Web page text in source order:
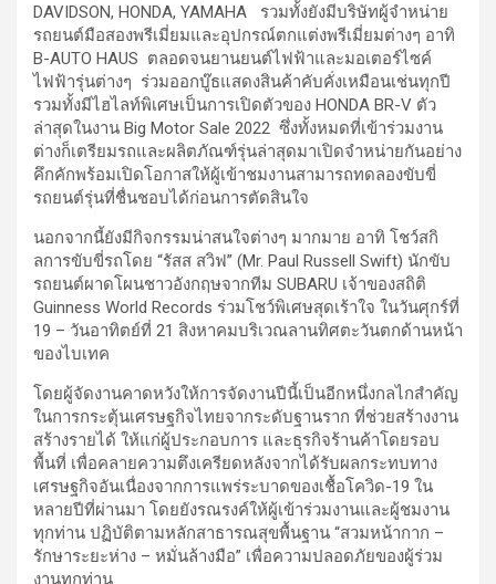
DAVIDSON, HONDA, YAMAHA รวมทั้งยังมีบริษัทผู้จำหน่าย
รถยนต์มือสองพรีเมี่ยมและอุปกรณ์ตกแต่งพรีเมี่ยมต่างๆ อาทิ
B-AUTO HAUS ตลอดจนยานยนต์ไฟฟ้าและมอเตอร์ไซค์
ไฟฟ้ารุ่นต่างๆ ร่วมออกบู๊ธแสดงสินค้าคับคั่งเหมือนเช่นทุกปี
รวมทั้งมีไฮไลท์พิเศษเป็นการเปิดตัวของ HONDA BR-V ตัว
ล่าสุดในงาน Big Motor Sale 2022 ซึ่งทั้งหมดที่เข้าร่วมงาน
ต่างก็เตรียมรถและผลิตภัณฑ์รุ่นล่าสุดมาเปิดจำหน่ายกันอย่าง
คึกคักพร้อมเปิดโอกาสให้ผู้เข้าชมงานสามารถทดลองขับขี่
รถยนต์รุ่นที่ชื่นชอบได้ก่อนการตัดสินใจ
นอกจากนี้ยังมีกิจกรรมน่าสนใจต่างๆ มากมาย อาทิ โชว์สกิ
ลการขับขี่รถโดย “รัสส สวิฟ” (Mr. Paul Russell Swift) นักขับ
รถยนต์ผาดโผนชาวอังกฤษจากทีม SUBARU เจ้าของสถิติ
Guinness World Records ร่วมโชว์พิเศษสุดเร้าใจ ในวันศุกร์ที่
19 – วันอาทิตย์ที่ 21 สิงหาคมบริเวณลานทิศตะวันตกด้านหน้า
ของไบเทค
โดยผู้จัดงานคาดหวังให้การจัดงานปีนี้เป็นอีกหนึ่งกลไกสำคัญ
ในการกระตุ้นเศรษฐกิจไทยจากระดับฐานราก ที่ช่วยสร้างงาน
สร้างรายได้ ให้แก่ผู้ประกอบการ และธุรกิจร้านค้าโดยรอบ
พื้นที่ เพื่อคลายความตึงเครียดหลังจากได้รับผลกระทบทาง
เศรษฐกิจอันเนื่องจากการแพร่ระบาดของเชื้อโควิด-19 ใน
หลายปีที่ผ่านมา โดยยังรณรงค์ให้ผู้เข้าร่วมงานและผู้ชมงาน
ทุกท่าน ปฏิบัติตามหลักสาธารณสุขพื้นฐาน “สวมหน้ากาก –
รักษาระยะห่าง – หมั่นล้างมือ” เพื่อความปลอดภัยของผู้ร่วม
งานทุกท่าน